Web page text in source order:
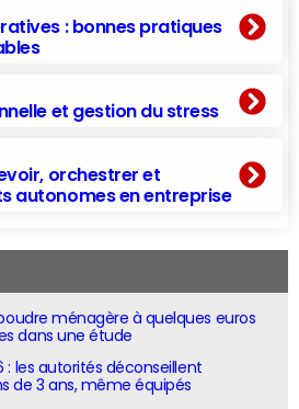
: bonnes pratiques
et gestion du stress
orchestrer et
autonomes en entreprise
ménagère à quelques euros
dans une étude
: les autorités déconseillent
de 3 ans, même équipés